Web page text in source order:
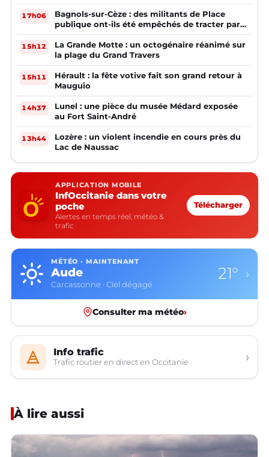
17h06
Bagnols-sur-Cèze : des militants de Place
publique ont-ils été empêchés de tracter par
la mairie ?
15h12
La Grande Motte : un octogénaire réanimé sur
la plage du Grand Travers
15h11
Hérault : la fête votive fait son grand retour à
Mauguio
14h37
Lunel : une pièce du musée Médard exposée
au Fort Saint-André
13h44
Lozère : un violent incendie en cours près du
Lac de Naussac
APPLICATION MOBILE
InfOccitanie dans votre
poche
Alertes en temps réel, météo &
trafic
Télécharger
MÉTÉO · MAINTENANT
Aude
Carcassonne · Ciel dégagé
21° ›
Consulter ma météo›
Info trafic
Trafic routier en direct en Occitanie ›
À lire aussi